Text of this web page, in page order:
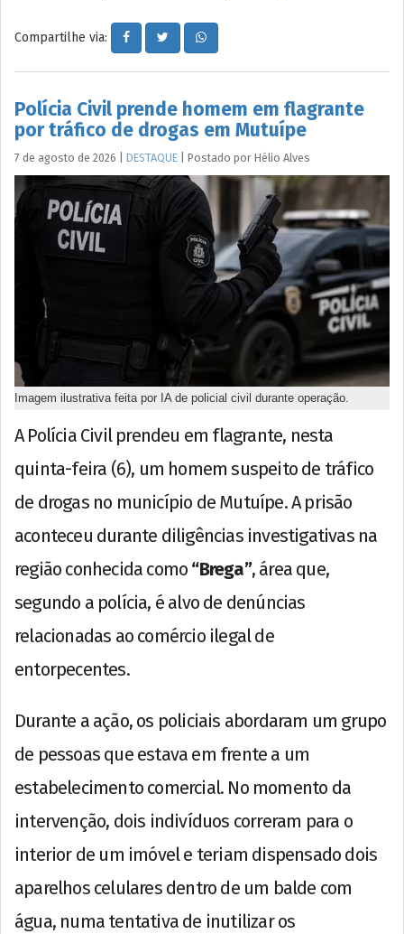
Compartilhe via:
Polícia Civil prende homem em flagrante
por tráfico de drogas em Mutuípe
7 de agosto de 2026 DESTAQUE Postado por Hélio Alves
Imagem ilustrativa feita por IA de policial civil durante operação.
A Polícia Civil prendeu em flagrante, nesta
quinta-feira (6), um homem suspeito de tráfico
de drogas no município de Mutuípe. A prisão
aconteceu durante diligências investigativas na
região conhecida como “Brega”, área que,
segundo a polícia, é alvo de denúncias
relacionadas ao comércio ilegal de
entorpecentes.
Durante a ação, os policiais abordaram um grupo
de pessoas que estava em frente a um
estabelecimento comercial. No momento da
intervenção, dois indivíduos correram para o
interior de um imóvel e teriam dispensado dois
aparelhos celulares dentro de um balde com
água, numa tentativa de inutilizar os